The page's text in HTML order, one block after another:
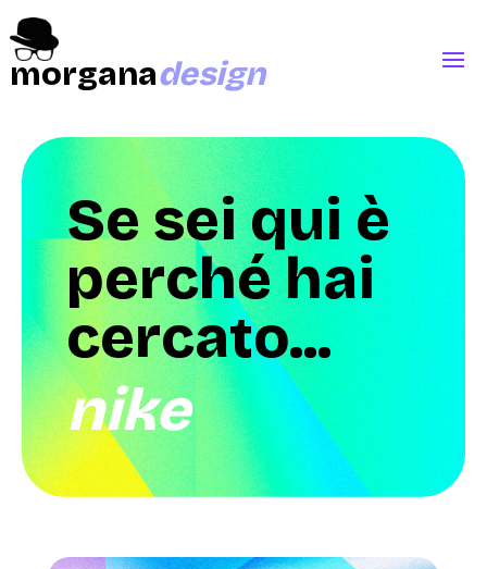
morganadesign
Se sei qui è
perché hai
cercato...
nike